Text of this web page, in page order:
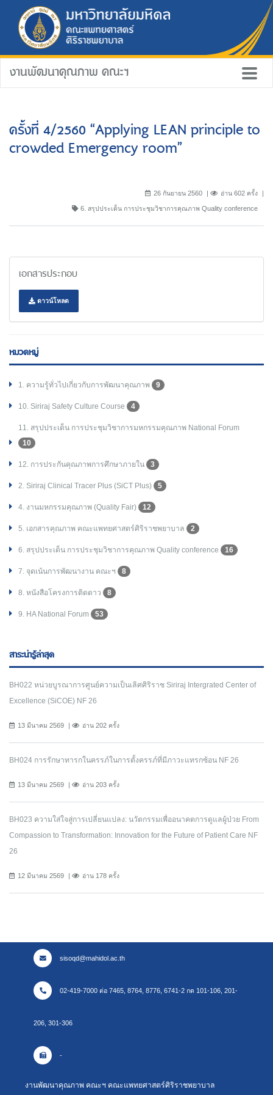
งานพัฒนาคุณภาพ คณะฯ
ครั้งที่ 4/2560 “Applying LEAN principle to
crowded Emergency room”
26 กันยายน 2560 อ่าน 602 ครั้ง
6. สรุปประเด็น การประชุมวิชาการคุณภาพ Quality conference
เอกสารประกอบ
ดาวน์โหลด
หมวดหมู่
1. ความรู้ทั่วไปเกี่ยวกับการพัฒนาคุณภาพ 9
10. Siriraj Safety Culture Course 4
11. สรุปประเด็น การประชุมวิชาการมหกรรมคุณภาพ National Forum
10
12. การประกันคุณภาพการศึกษาภายใน 3
2. Siriraj Clinical Tracer Plus (SiCT Plus) 5
4. งานมหกรรมคุณภาพ (Quality Fair) 12
5. เอกสารคุณภาพ คณะแพทยศาสตร์ศิริราชพยาบาล 2
6. สรุปประเด็น การประชุมวิชาการคุณภาพ Quality conference 16
7. จุดเน้นการพัฒนางาน คณะฯ 8
8. หนังสือโครงการติดดาว 8
9. HA National Forum 53
สาระน่ารู้ล่าสุด
BH022 หน่วยบูรณาการศูนย์ความเป็นเลิศศิริราช Siriraj Intergrated Center of
Excellence (SiCOE) NF 26
13 มีนาคม 2569 อ่าน 202 ครั้ง
BH024 การรักษาทารกในครรภ์ในการตั้งครรภ์ที่มีภาวะแทรกซ้อน NF 26
13 มีนาคม 2569 อ่าน 203 ครั้ง
BH023 ความใส่ใจสู่การเปลี่ยนแปลง: นวัตกรรมเพื่ออนาคตการดูแลผู้ป่วย From
Compassion to Transformation: Innovation for the Future of Patient Care NF
26
12 มีนาคม 2569 อ่าน 178 ครั้ง
sisoqd@mahidol.ac.th
02-419-7000 ต่อ 7465, 8764, 8776, 6741-2 กด 101-106, 201-
206, 301-306
-
งานพัฒนาคุณภาพ คณะฯ คณะแพทยศาสตร์ศิริราชพยาบาล